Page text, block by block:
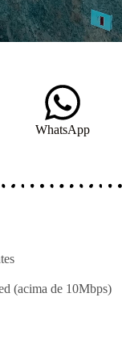
WhatsApp
(acima de 10Mbps)